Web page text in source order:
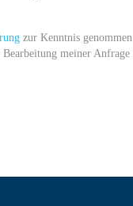
zur Kenntnis
meiner